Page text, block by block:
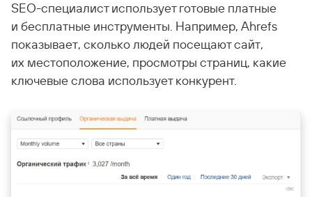
SEO-специалист использует готовые платные
и бесплатные инструменты. Например, Ahrefs
показывает, сколько людей посещают сайт,
их местоположение, просмотры страниц, какие
ключевые слова использует конкурент.